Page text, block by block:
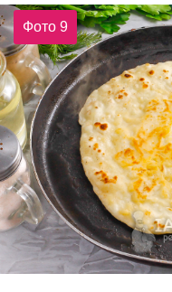
Фото 9